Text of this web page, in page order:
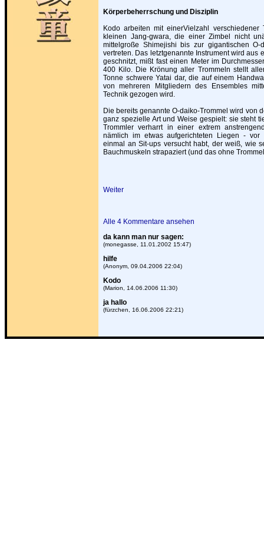
Körperbeherrschung und Disziplin
Kodo arbeiten mit einerVielzahl
kleinen Jang-gwara, die einer Zimbel nicht
mittelgroße Shimejishi bis zur gigantischen
vertreten. Das letztgenannte Instrument wird aus
geschnitzt, mißt fast einen Meter im
400 Kilo. Die Krönung aller Trommeln stellt
Tonne schwere Yatai dar, die auf einem
von mehreren Mitgliedern des Ensembles
Technik gezogen wird.
Die bereits genannte O-daiko-Trommel wird von
ganz spezielle Art und Weise gespielt: sie steht
Trommler verharrt in einer extrem
nämlich im etwas aufgerichteten Liegen - vor
einmal an Sit-ups versucht habt, der weiß, wie
Bauchmuskeln strapaziert (und das ohne
Weiter
Alle 4 Kommentare ansehen
da kann man nur sagen:
(monegasse, 11.01.2002 15:47)
hilfe
(Anonym, 09.04.2006 22:04)
Kodo
(Marion, 14.06.2006 11:30)
ja hallo
(fürzchen, 16.06.2006 22:21)